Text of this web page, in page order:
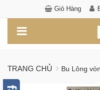
Giỏ Hàng
TRANG CHỦ Bu Lông